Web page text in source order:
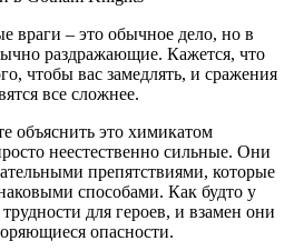
– это обычное дело, но в
раздражающие. Кажется, что
чтобы вас замедлять, и сражения
все сложнее.
объяснить это химикатом
неестественно сильные. Они
препятствиями, которые
способами. Как будто у
для героев, и взамен они
опасности.